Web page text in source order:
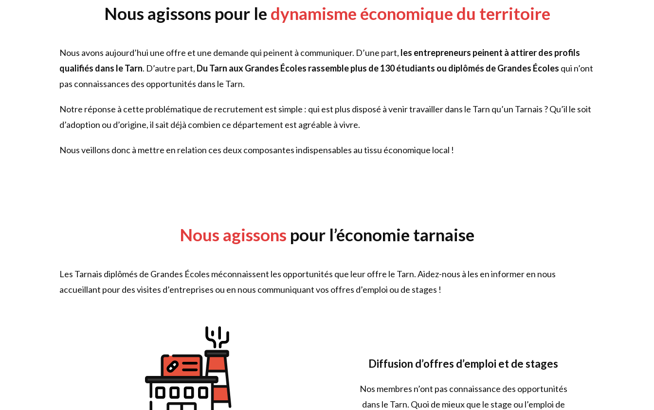
Nous agissons pour le dynamisme économique du territoire
Nous avons aujourd’hui une offre et une demande qui peinent à communiquer. D’une part, les entrepreneurs peinent à attirer des profils
qualifiés dans le Tarn. D’autre part, Du Tarn aux Grandes Écoles rassemble plus de 130 étudiants ou diplômés de Grandes Écoles qui n’ont
pas connaissances des opportunités dans le Tarn.
Notre réponse à cette problématique de recrutement est simple : qui est plus disposé à venir travailler dans le Tarn qu’un Tarnais ? Qu’il le soit
d’adoption ou d’origine, il sait déjà combien ce département est agréable à vivre.
Nous veillons donc à mettre en relation ces deux composantes indispensables au tissu économique local !
Nous agissons pour l’économie tarnaise
Les Tarnais diplômés de Grandes Écoles méconnaissent les opportunités que leur offre le Tarn. Aidez-nous à les en informer en nous
accueillant pour des visites d’entreprises ou en nous communiquant vos offres d’emploi ou de stages !
Diffusion d’offres d’emploi et de stages
Nos membres n’ont pas connaissance des opportunités
dans le Tarn. Quoi de mieux que le stage ou l’emploi de